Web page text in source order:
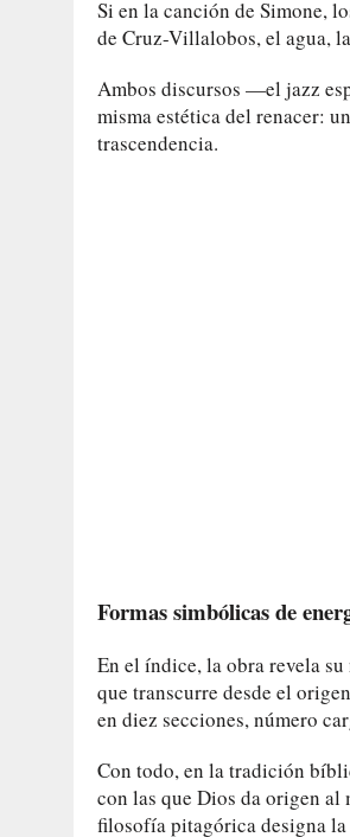
Si en la canción de Simone,
de Cruz-Villalobos, el agua,
Ambos discursos —el jazz
misma estética del renacer:
trascendencia.
Formas simbólicas de
En el índice, la obra revela
que transcurre desde el
en diez secciones, número
Con todo, en la tradición
con las que Dios da origen al
filosofía pitagórica designa